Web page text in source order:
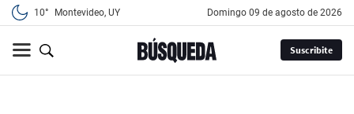
10° Montevideo, UY domingo 09 de agosto de 2026
Suscribite